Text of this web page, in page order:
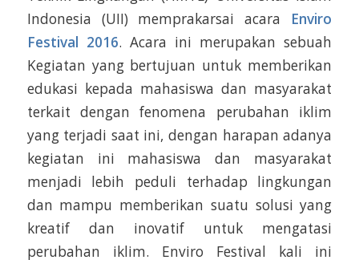
Indonesia (UII) memprakarsai acara Enviro
Festival 2016. Acara ini merupakan sebuah
Kegiatan yang bertujuan untuk memberikan
edukasi kepada mahasiswa dan masyarakat
terkait dengan fenomena perubahan iklim
yang terjadi saat ini, dengan harapan adanya
kegiatan ini mahasiswa dan masyarakat
menjadi lebih peduli terhadap lingkungan
dan mampu memberikan suatu solusi yang
kreatif dan inovatif untuk mengatasi
perubahan iklim. Enviro Festival kali ini